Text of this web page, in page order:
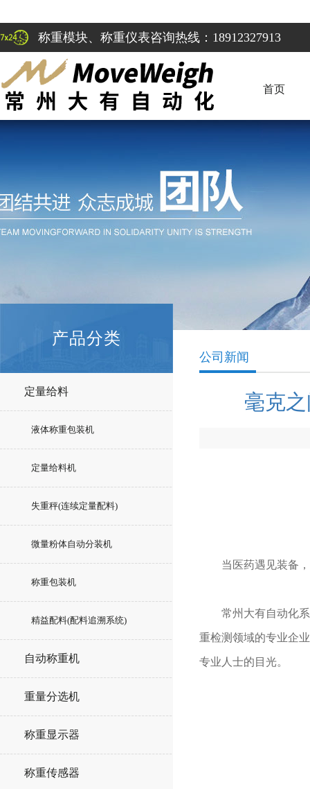
称重模块、称重仪表咨询热线：18912327913
首页
产品分类
定量给料
液体称重包装机
定量给料机
失重秤(连续定量配料)
微量粉体自动分装机
称重包装机
精益配料(配料追溯系统)
自动称重机
重量分选机
称重显示器
称重传感器
公司新闻
毫克
当医药遇见装备
常州大有自动化系
重检测领域的专业企
专业人士的目光。